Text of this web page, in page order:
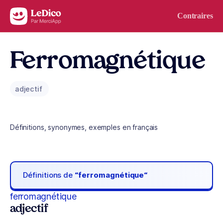
Aller au contenu Contraires
Ferromagnétique
adjectif
Définitions, synonymes, exemples en français
Définitions de “ferromagnétique“
ferromagnétique
adjectif